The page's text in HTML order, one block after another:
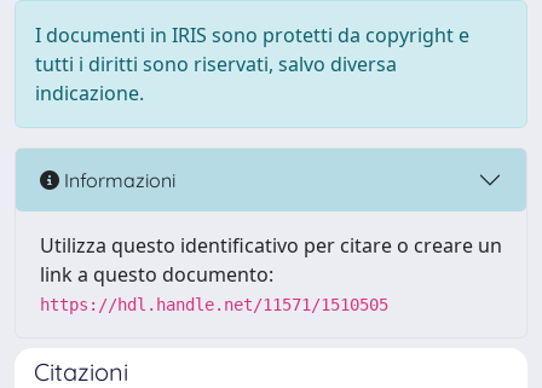
I documenti in IRIS sono protetti da copyright e
tutti i diritti sono riservati, salvo diversa
indicazione.
Informazioni
Utilizza questo identificativo per citare o creare un
link a questo documento:
https://hdl.handle.net/11571/1510505
Citazioni